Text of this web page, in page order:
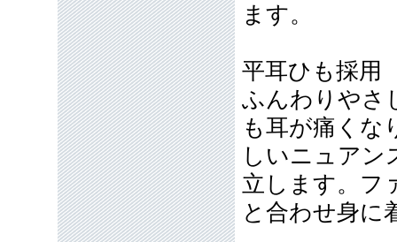
ます。
平耳ひも採用
ふんわりやさ
も耳が痛くな
しいニュアン
立します。フ
と合わせ身に